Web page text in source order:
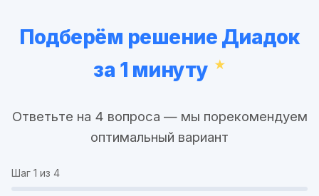
Подберём решение Диадок
за 1 минуту
Ответьте на 4 вопроса — мы порекомендуем
оптимальный вариант
Шаг 1 из 4